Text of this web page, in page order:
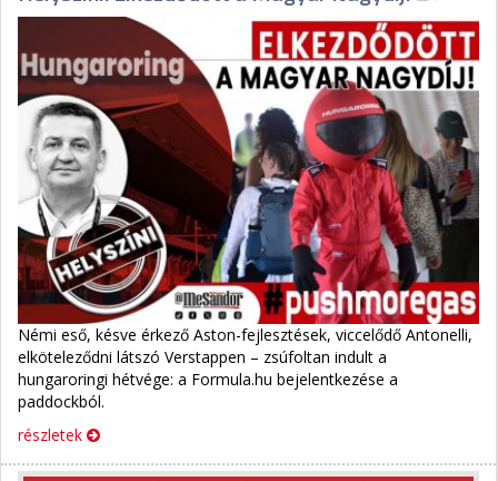
Némi eső, késve érkező Aston-fejlesztések, viccelődő Antonelli,
elköteleződni látszó Verstappen – zsúfoltan indult a
hungaroringi hétvége: a Formula.hu bejelentkezése a
paddockból.
részletek